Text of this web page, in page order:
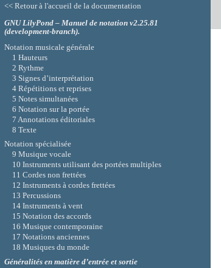
<< Retour à l'accueil de la documentation
GNU LilyPond – Manuel de notation v2.25.81
(development-branch).
Notation musicale générale
1 Hauteurs
2 Rythme
3 Signes d’interprétation
4 Répétitions et reprises
5 Notes simultanées
6 Notation sur la portée
7 Annotations éditoriales
8 Texte
Notation spécialisée
9 Musique vocale
10 Instruments utilisant des portées multiples
11 Cordes non frettées
12 Instruments à cordes frettées
13 Percussions
14 Instruments à vent
15 Notation des accords
16 Musique contemporaine
17 Notations anciennes
18 Musiques du monde
Généralités en matière d’entrée et sortie